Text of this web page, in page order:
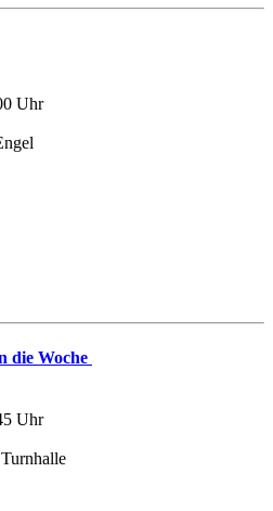
Uhr
die Woche
Uhr